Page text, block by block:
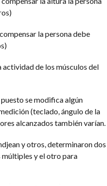
la persona debe
de los músculos del
se modifica algún
(teclado, ángulo de la
alcanzados también varían.
y otros, determinaron dos
múltiples y el otro para